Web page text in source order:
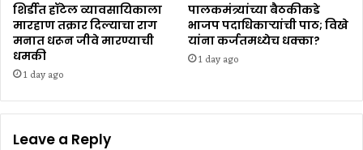
शिर्डीत हॉटेल व्यावसायिकाला
मारहाण तक्रार दिल्याचा राग
मनात धरून जीवे मारण्याची
धमकी
1 day ago
पालकमंत्र्यांच्या बैठकीकडे
भाजप पदाधिकाऱ्यांची पाठ; विखे
यांना कर्जतमध्येच धक्का?
1 day ago
Leave a Reply